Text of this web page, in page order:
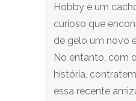
Hobby é um
curioso que
de gelo um novo
No entanto, com
história,
essa recente